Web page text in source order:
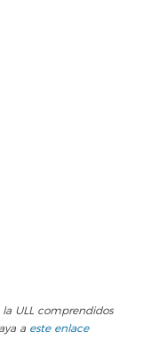
ULL comprendidos
a este enlace